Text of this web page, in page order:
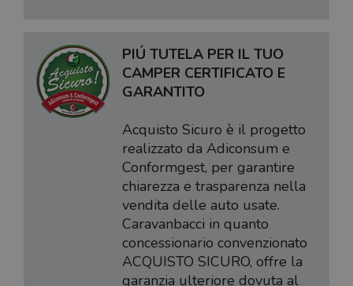
PIÚ TUTELA PER IL TUO
CAMPER CERTIFICATO E
GARANTITO
Acquisto Sicuro è il progetto
realizzato da Adiconsum e
Conformgest, per garantire
chiarezza e trasparenza nella
vendita delle auto usate.
Caravanbacci in quanto
concessionario convenzionato
ACQUISTO SICURO, offre la
garanzia ulteriore dovuta al